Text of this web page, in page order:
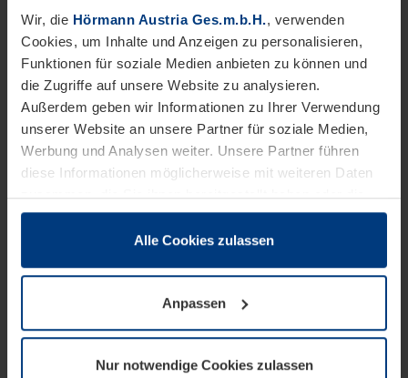
Wir, die Hörmann Austria Ges.m.b.H., verwenden
Cookies, um Inhalte und Anzeigen zu personalisieren,
Funktionen für soziale Medien anbieten zu können und
die Zugriffe auf unsere Website zu analysieren.
Außerdem geben wir Informationen zu Ihrer Verwendung
unserer Website an unsere Partner für soziale Medien,
Werbung und Analysen weiter. Unsere Partner führen
diese Informationen möglicherweise mit weiteren Daten
zusammen, die Sie ihnen bereitgestellt haben oder die
sie im Rahmen Ihrer Nutzung der Dienste gesammelt
wenn diese für den Betrieb dieser Seite unbedingt
notwendig sind. Für alle anderen Cookie-Typen benötigen
wir Ihre Erlaubnis. Ihre Einwilligung können Sie jederzeit
Datenschutzerklärungunserer Website ändern oder
Alle Cookies zulassen
Anpassen
Nur notwendige Cookies zulassen